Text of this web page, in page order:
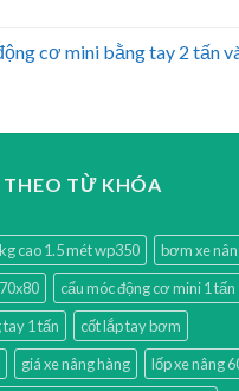
cơ mini bằng tay 2 tấn
TỪ KHÓA
cao 1.5 mét wp350
bơm xe
cẩu móc động cơ mini 1 tấn
1 tấn
cốt lắp tay bơm
giá xe nâng hàng
lốp xe nâng